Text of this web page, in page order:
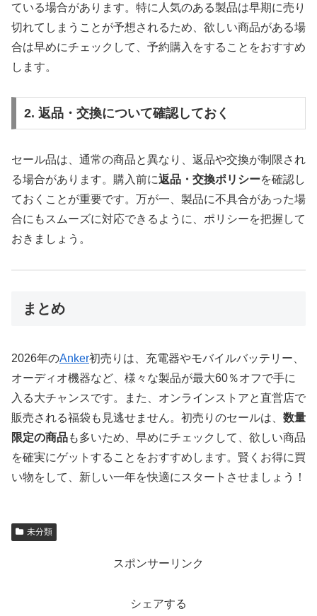
ている場合があります。特に人気のある製品は早期に売り
切れてしまうことが予想されるため、欲しい商品がある場
合は早めにチェックして、予約購入をすることをおすすめ
します。
2. 返品・交換について確認しておく
セール品は、通常の商品と異なり、返品や交換が制限され
る場合があります。購入前に返品・交換ポリシーを確認し
ておくことが重要です。万が一、製品に不具合があった場
合にもスムーズに対応できるように、ポリシーを把握して
おきましょう。
まとめ
2026年のAnker初売りは、充電器やモバイルバッテリー、
オーディオ機器など、様々な製品が最大60％オフで手に
入る大チャンスです。また、オンラインストアと直営店で
販売される福袋も見逃せません。初売りのセールは、 数量
限定の商品も多いため、早めにチェックして、欲しい商品
を確実にゲットすることをおすすめします。賢くお得に買
い物をして、新しい一年を快適にスタートさせましょう！
未分類
スポンサーリンク
シェアする